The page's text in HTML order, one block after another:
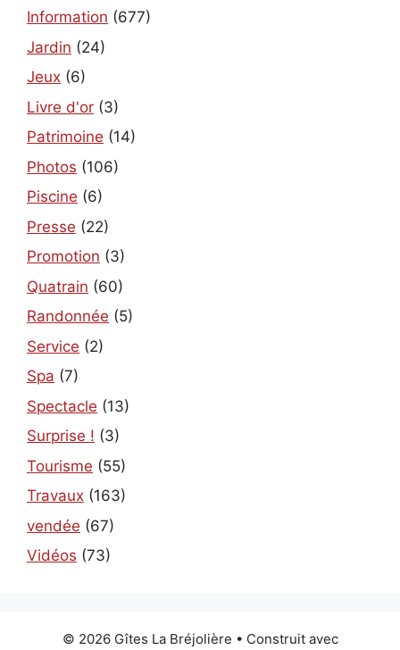
Information (677)
Jardin (24)
Jeux (6)
Livre d'or (3)
Patrimoine (14)
Photos (106)
Piscine (6)
Presse (22)
Promotion (3)
Quatrain (60)
Randonnée (5)
Service (2)
Spa (7)
Spectacle (13)
Surprise ! (3)
Tourisme (55)
Travaux (163)
vendée (67)
Vidéos (73)
© 2026 Gîtes La Bréjolière • Construit avec